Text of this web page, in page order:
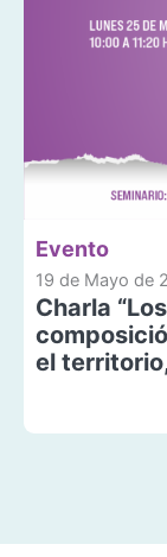
Evento
19 de Mayo de
Charla
el